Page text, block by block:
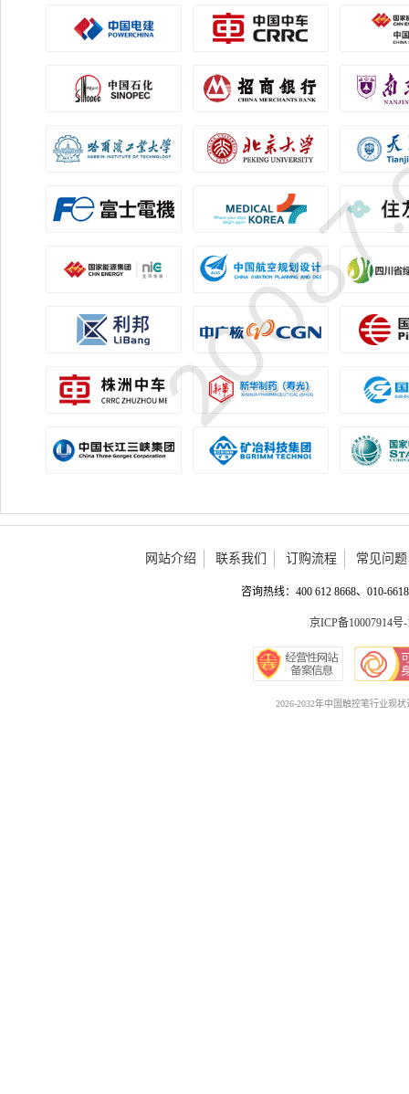
网站介绍 联系我们 订购流程 常见问题
咨询热线：400 612 8668、010-
京ICP备10007914号-
2026-2032年中国触控笔行业现